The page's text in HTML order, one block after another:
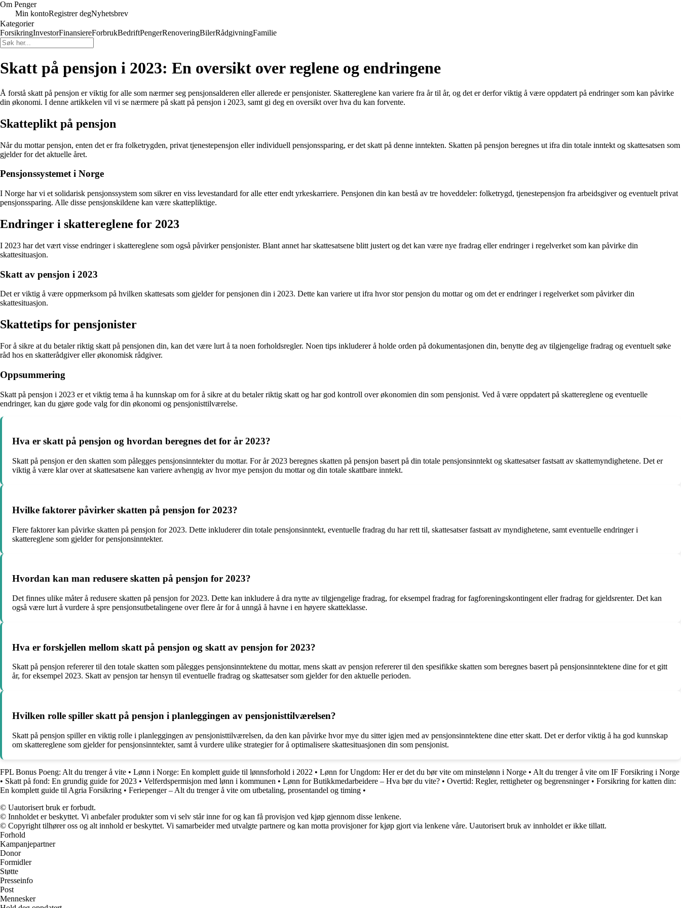
Om Penger
Min kontoRegistrer degNyhetsbrev
Kategorier
ForsikringInvestorFinansiereForbrukBedriftPengerRenoveringBilerRådgivningFamilie
Skatt på pensjon i 2023: En oversikt over reglene og endringene
Å forstå skatt på pensjon er viktig for alle som nærmer seg pensjonsalderen eller allerede er pensjonister. Skattereglene kan variere fra år til år, og det er derfor viktig å være oppdatert på endringer som kan påvirke
din økonomi. I denne artikkelen vil vi se nærmere på skatt på pensjon i 2023, samt gi deg en oversikt over hva du kan forvente.
Skatteplikt på pensjon
Når du mottar pensjon, enten det er fra folketrygden, privat tjenestepensjon eller individuell pensjonssparing, er det skatt på denne inntekten. Skatten på pensjon beregnes ut ifra din totale inntekt og skattesatsen som
gjelder for det aktuelle året.
Pensjonssystemet i Norge
I Norge har vi et solidarisk pensjonssystem som sikrer en viss levestandard for alle etter endt yrkeskarriere. Pensjonen din kan bestå av tre hoveddeler: folketrygd, tjenestepensjon fra arbeidsgiver og eventuelt privat
pensjonssparing. Alle disse pensjonskildene kan være skattepliktige.
Endringer i skattereglene for 2023
I 2023 har det vært visse endringer i skattereglene som også påvirker pensjonister. Blant annet har skattesatsene blitt justert og det kan være nye fradrag eller endringer i regelverket som kan påvirke din
skattesituasjon.
Skatt av pensjon i 2023
Det er viktig å være oppmerksom på hvilken skattesats som gjelder for pensjonen din i 2023. Dette kan variere ut ifra hvor stor pensjon du mottar og om det er endringer i regelverket som påvirker din
skattesituasjon.
Skattetips for pensjonister
For å sikre at du betaler riktig skatt på pensjonen din, kan det være lurt å ta noen forholdsregler. Noen tips inkluderer å holde orden på dokumentasjonen din, benytte deg av tilgjengelige fradrag og eventuelt søke
råd hos en skatterådgiver eller økonomisk rådgiver.
Oppsummering
Skatt på pensjon i 2023 er et viktig tema å ha kunnskap om for å sikre at du betaler riktig skatt og har god kontroll over økonomien din som pensjonist. Ved å være oppdatert på skattereglene og eventuelle
endringer, kan du gjøre gode valg for din økonomi og pensjonisttilværelse.
Hva er skatt på pensjon og hvordan beregnes det for år 2023?
Skatt på pensjon er den skatten som pålegges pensjonsinntekter du mottar. For år 2023 beregnes skatten på pensjon basert på din totale pensjonsinntekt og skattesatser fastsatt av skattemyndighetene. Det er
viktig å være klar over at skattesatsene kan variere avhengig av hvor mye pensjon du mottar og din totale skattbare inntekt.
Hvilke faktorer påvirker skatten på pensjon for 2023?
Flere faktorer kan påvirke skatten på pensjon for 2023. Dette inkluderer din totale pensjonsinntekt, eventuelle fradrag du har rett til, skattesatser fastsatt av myndighetene, samt eventuelle endringer i
skattereglene som gjelder for pensjonsinntekter.
Hvordan kan man redusere skatten på pensjon for 2023?
Det finnes ulike måter å redusere skatten på pensjon for 2023. Dette kan inkludere å dra nytte av tilgjengelige fradrag, for eksempel fradrag for fagforeningskontingent eller fradrag for gjeldsrenter. Det kan
også være lurt å vurdere å spre pensjonsutbetalingene over flere år for å unngå å havne i en høyere skatteklasse.
Hva er forskjellen mellom skatt på pensjon og skatt av pensjon for 2023?
Skatt på pensjon refererer til den totale skatten som pålegges pensjonsinntektene du mottar, mens skatt av pensjon refererer til den spesifikke skatten som beregnes basert på pensjonsinntektene dine for et gitt
år, for eksempel 2023. Skatt av pensjon tar hensyn til eventuelle fradrag og skattesatser som gjelder for den aktuelle perioden.
Hvilken rolle spiller skatt på pensjon i planleggingen av pensjonisttilværelsen?
Skatt på pensjon spiller en viktig rolle i planleggingen av pensjonisttilværelsen, da den kan påvirke hvor mye du sitter igjen med av pensjonsinntektene dine etter skatt. Det er derfor viktig å ha god kunnskap
om skattereglene som gjelder for pensjonsinntekter, samt å vurdere ulike strategier for å optimalisere skattesituasjonen din som pensjonist.
FPL Bonus Poeng: Alt du trenger å vite • Lønn i Norge: En komplett guide til lønnsforhold i 2022 • Lønn for Ungdom: Her er det du bør vite om minstelønn i Norge • Alt du trenger å vite om IF Forsikring i Norge
• Skatt på fond: En grundig guide for 2023 • Velferdspermisjon med lønn i kommunen • Lønn for Butikkmedarbeidere – Hva bør du vite? • Overtid: Regler, rettigheter og begrensninger• Forsikring for katten din:
En komplett guide til Agria Forsikring • Feriepenger – Alt du trenger å vite om utbetaling, prosentandel og timing •
© Uautorisert bruk er forbudt.
© Innholdet er beskyttet. Vi anbefaler produkter som vi selv står inne for og kan få provisjon ved kjøp gjennom disse lenkene.
© Copyright tilhører oss og alt innhold er beskyttet. Vi samarbeider med utvalgte partnere og kan motta provisjoner for kjøp gjort via lenkene våre. Uautorisert bruk av innholdet er ikke tillatt.
Forhold
Kampanjepartner
Donor
Formidler
Støtte
Presseinfo
Post
Mennesker